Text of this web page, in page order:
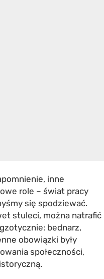
inne
role – świat pracy
się spodziewać.
stuleci, można natrafić
bednarz,
obowiązki były
społeczności,